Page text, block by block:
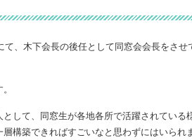
、木下会長の後任として同窓会会長をさせ
して、同窓生が各地各所で活躍されている
構築できればすごいなと思わずにはいられ